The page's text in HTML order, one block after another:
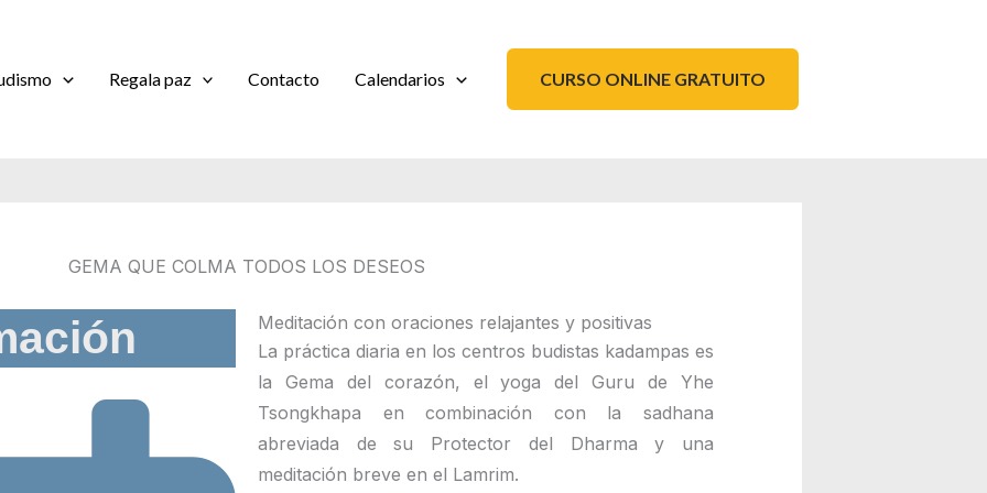
Regala paz Contacto Calendarios CURSO ONLINE GRATUITO
GEMA QUE COLMA TODOS LOS DESEOS
Meditación con oraciones relajantes y positivas
La práctica diaria en los centros budistas kadampas es
la Gema del corazón, el yoga del Guru de Yhe
Tsongkhapa en combinación con la sadhana
abreviada de su Protector del Dharma y una
meditación breve en el Lamrim.